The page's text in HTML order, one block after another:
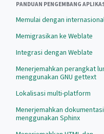
PANDUAN PENGEMBANG
Memulai dengan
Memigrasikan ke Weblate
Integrasi dengan Weblate
Menerjemahkan perangkat
menggunakan GNU gettext
Lokalisasi multi-platform
Menerjemahkan dokumentasi
menggunakan Sphinx